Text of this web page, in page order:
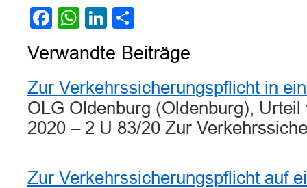
Facebook
WhatsApp
LinkedIn
Verwandte Beiträge
Zur Verkehrssicherungspflicht in
OLG Oldenburg (Oldenburg),
2020 – 2 U 83/20 Zur
Zur Verkehrssicherungspflicht auf